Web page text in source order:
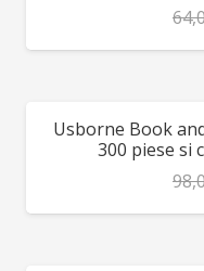
REDUCERI!
Usborne Book
300 piese si